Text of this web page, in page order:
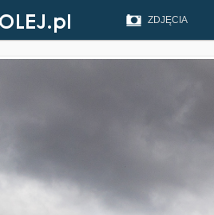
ZDJĘCIA